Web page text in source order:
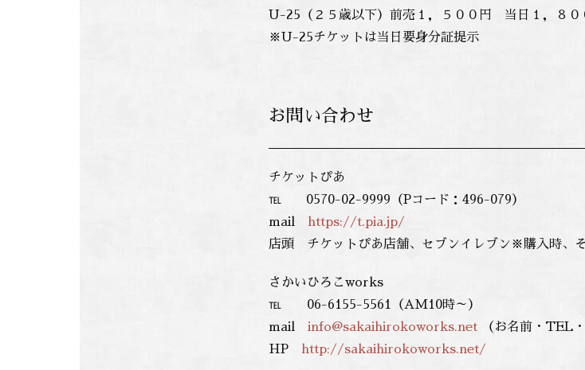
U-25（２５歳以下）前売１，５００円 当日１，８０
※U-25チケットは当日要身分証提示
お問い合わせ
チケットぴあ
℡ 0570-02-9999（Pコード：496-079）
mail
https://t.pia.jp/
店頭 チケットぴあ店舗、セブンイレブン※購入時、そ
さかいひろこworks
℡ 06-6155-5561（AM10時～）
mail info@sakaihirokoworks.net （お名前・TEL
HP
http://sakaihirokoworks.net/